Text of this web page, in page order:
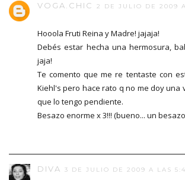
VOGA.CHIC 2 DE JULIO DE 2009
Hooola Fruti Reina y Madre! jajaja!
Debés estar hecha una hermosura,
jaja!
Te comento que me re tentaste con
Kiehl's pero hace rato q no me doy una
que lo tengo pendiente.
Besazo enorme x 3!!! (bueno... un
DIVA 3 DE JULIO DE 2009 A LAS